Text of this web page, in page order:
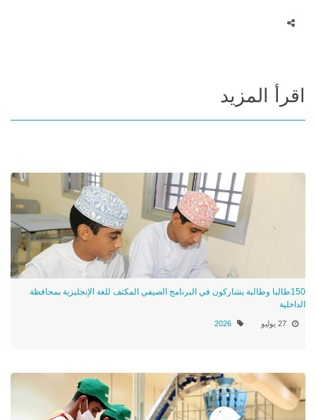
اقرأ المزيد
150طالبا وطالبة يشاركون في البرنامج الصيفي المكثف للغة الإنجليزية بمحافظة
الداخلية
27 يوليو 2026